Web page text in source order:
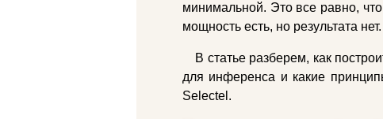
минимальной. Это все равно,
мощность есть, но результата нет.
В статье разберем, как
для инференса и какие
Selectel.